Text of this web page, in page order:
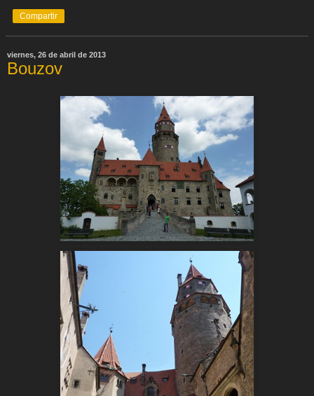
Compartir
viernes, 26 de abril de 2013
Bouzov